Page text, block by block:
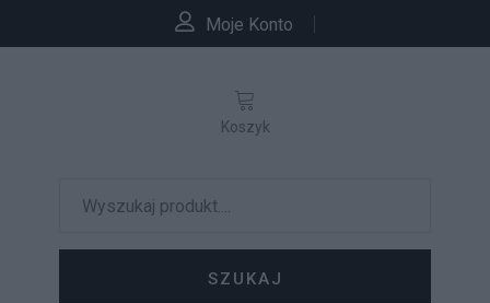
Moje Konto
SZUKAJ
Koszyk